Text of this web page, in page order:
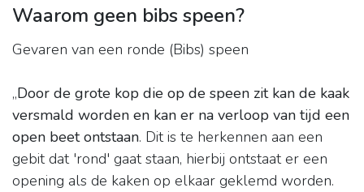
Waarom geen bibs speen?
Gevaren van een ronde (Bibs) speen
„Door de grote kop die op de speen zit kan de kaak
versmald worden en kan er na verloop van tijd een
open beet ontstaan. Dit is te herkennen aan een
gebit dat 'rond' gaat staan, hierbij ontstaat er een
opening als de kaken op elkaar geklemd worden.